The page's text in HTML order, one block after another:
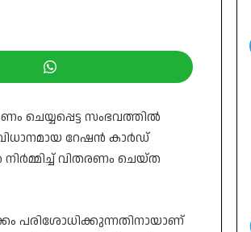
ചെയ്യപ്പെട്ട സംഭവത്തിൽ
റേഷൻ കാർഡ്
വിതരണം ചെയ്ത
പരിശോധിക്കുന്നതിനായാണ്